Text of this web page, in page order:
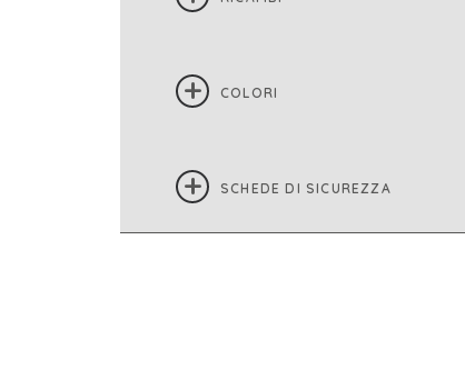
COLORI
SCHEDE DI SICUREZZA